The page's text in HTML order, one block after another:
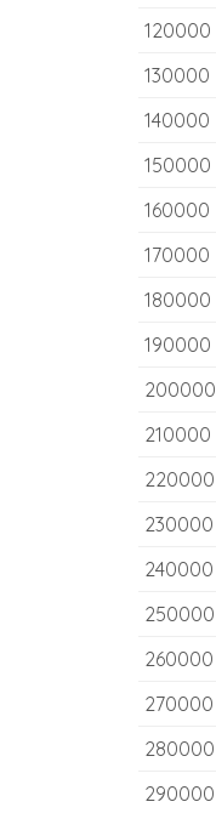
120000
130000
140000
150000
160000
170000
180000
190000
200000
210000
220000
230000
240000
250000
260000
270000
280000
290000